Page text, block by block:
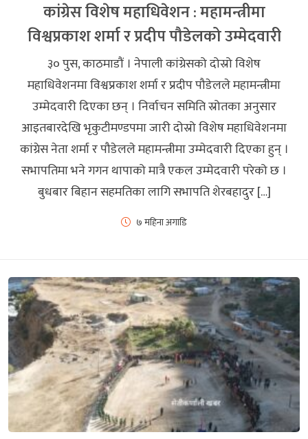
कांग्रेस विशेष महाधिवेशन : महामन्त्रीमा
विश्वप्रकाश शर्मा र प्रदीप पौडेलको उम्मेदवारी
३० पुस, काठमाडौं । नेपाली कांग्रेसको दोस्रो विशेष
महाधिवेशनमा विश्वप्रकाश शर्मा र प्रदीप पौडेलले महामन्त्रीमा
उम्मेदवारी दिएका छन् । निर्वाचन समिति स्रोतका अनुसार
आइतबारदेखि भृकुटीमण्डपमा जारी दोस्रो विशेष महाधिवेशनमा
कांग्रेस नेता शर्मा र पौडेलले महामन्त्रीमा उम्मेदवारी दिएका हुन् ।
सभापतिमा भने गगन थापाको मात्रै एकल उम्मेदवारी परेको छ ।
बुधबार बिहान सहमतिका लागि सभापति शेरबहादुर […]
७ महिना अगाडि